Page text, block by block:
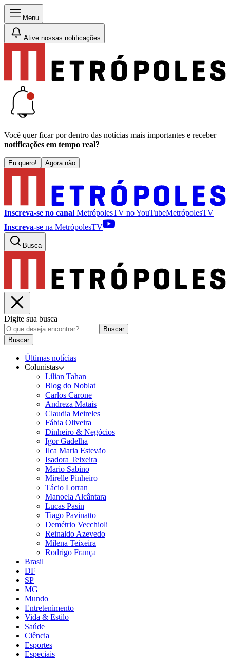
Menu
Ative nossas notificações
Você quer ficar por dentro das notícias mais importantes e receber
notificações em tempo real?
Eu quero! Agora não
Inscreva-se no canal MetrópolesTV noYouTubeMetrópolesTV
Inscreva-se na MetrópolesTV
Busca
Digite sua busca
Buscar
Buscar
Últimas notícias
Colunistas
Lilian Tahan
Blog do Noblat
Carlos Carone
Andreza Matais
Claudia Meireles
Fábia Oliveira
Dinheiro & Negócios
Igor Gadelha
Ilca Maria Estevão
Isadora Teixeira
Mario Sabino
Mirelle Pinheiro
Tácio Lorran
Manoela Alcântara
Lucas Pasin
Tiago Pavinatto
Demétrio Vecchioli
Reinaldo Azevedo
Milena Teixeira
Rodrigo França
Brasil
DF
SP
MG
Mundo
Entretenimento
Vida & Estilo
Saúde
Ciência
Esportes
Especiais